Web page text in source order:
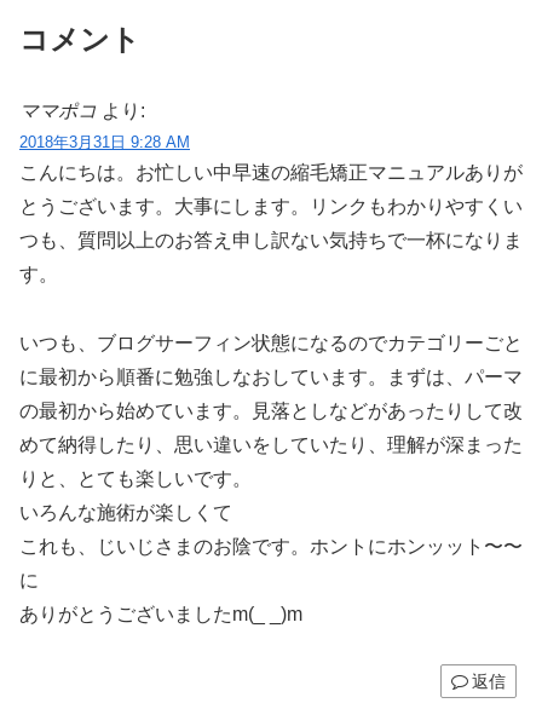
コメント
ママポコ より:
2018年3月31日 9:28 AM
こんにちは。お忙しい中早速の縮毛矯正マニュアルありが
とうございます。大事にします。リンクもわかりやすくい
つも、質問以上のお答え申し訳ない気持ちで一杯になりま
す。
いつも、ブログサーフィン状態になるのでカテゴリーごと
に最初から順番に勉強しなおしています。まずは、パーマ
の最初から始めています。見落としなどがあったりして改
めて納得したり、思い違いをしていたり、理解が深まった
りと、とても楽しいです。
いろんな施術が楽しくて
これも、じいじさまのお陰です。ホントにホンッット〜〜
に
ありがとうございましたm(_ _)m
返信